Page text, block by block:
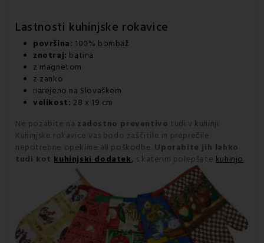
Lastnosti kuhinjske rokavice
površina: 100% bombaž
znotraj: batina
z magnetom
z zanko
narejeno na Slovaškem
velikost: 28 x 19 cm
Ne pozabite na zadostno preventivo tudi v kuhinji.
Kuhinjske rokavice vas bodo zaščitile in preprečile
nepotrebne opekline ali poškodbe. Uporabite jih lahko
tudi kot kuhinjski dodatek, s katerim polepšate kuhinjo.